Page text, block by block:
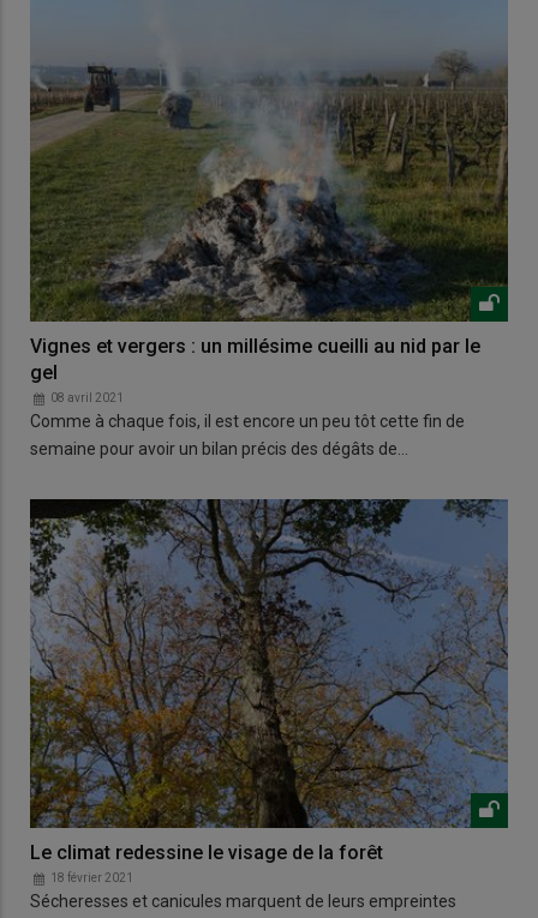
Vignes et vergers : un millésime cueilli au nid par le
gel
08 avril 2021
Comme à chaque fois, il est encore un peu tôt cette fin de
semaine pour avoir un bilan précis des dégâts de…
Le climat redessine le visage de la forêt
18 février 2021
Sécheresses et canicules marquent de leurs empreintes